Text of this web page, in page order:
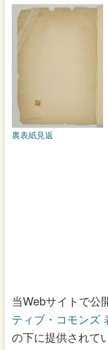
裏表紙見返
当Webサイトで公
ティブ・コモンズ
の下に提供されて